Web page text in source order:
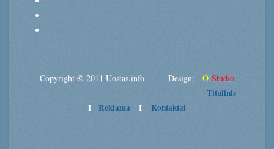
Copyright © 2011 Uostas.info Design: O!Studio
Titulinis
I Reklama I Kontaktai